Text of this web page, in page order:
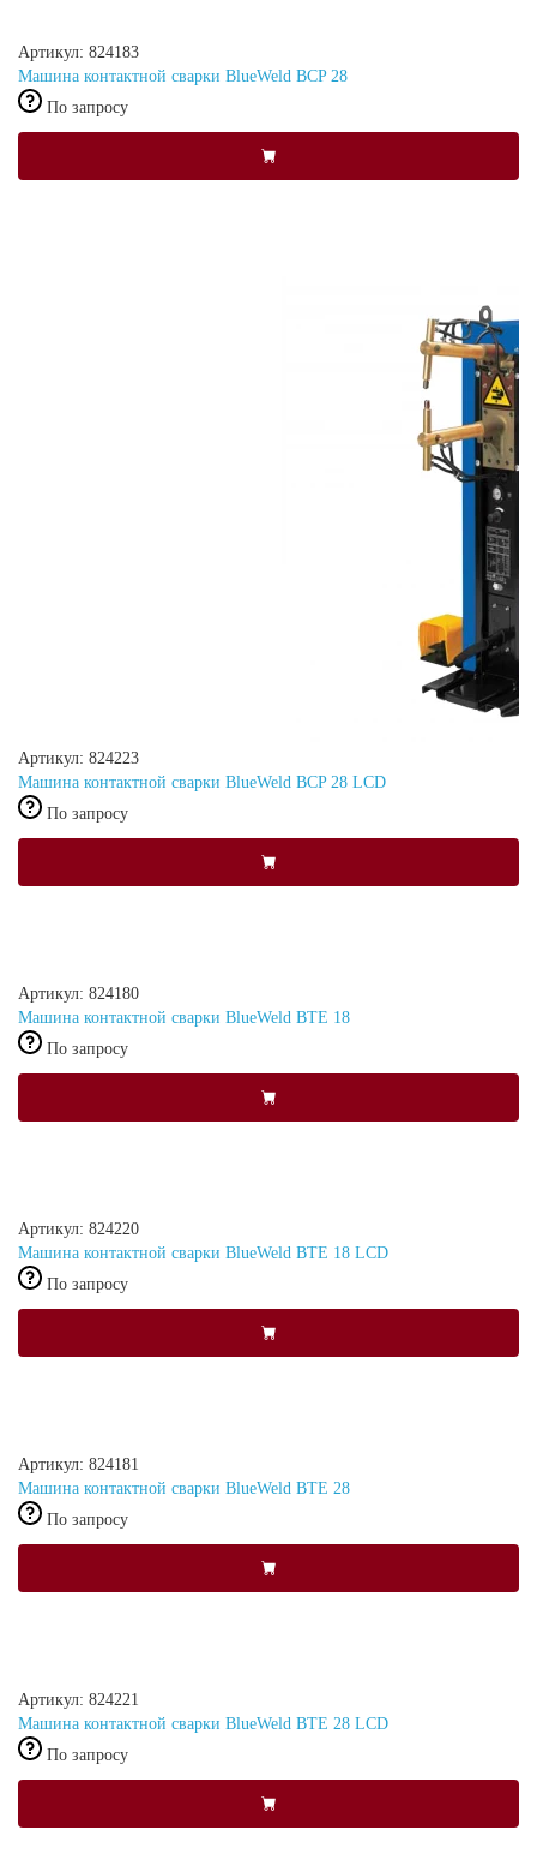
Артикул: 824183
Машина контактной сварки BlueWeld BCP 28
По запросу
Артикул: 824223
Машина контактной сварки BlueWeld BCP 28 LCD
По запросу
Артикул: 824180
Машина контактной сварки BlueWeld BTE 18
По запросу
Артикул: 824220
Машина контактной сварки BlueWeld BTE 18 LCD
По запросу
Артикул: 824181
Машина контактной сварки BlueWeld BTE 28
По запросу
Артикул: 824221
Машина контактной сварки BlueWeld BTE 28 LCD
По запросу